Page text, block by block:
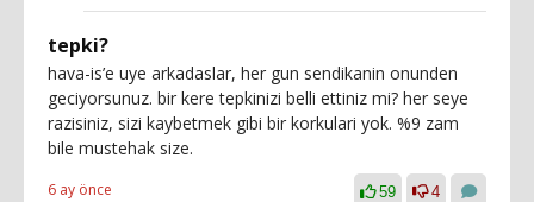
tepki?
hava-is’e uye arkadaslar, her gun sendikanin onunden
geciyorsunuz. bir kere tepkinizi belli ettiniz mi? her seye
razisiniz, sizi kaybetmek gibi bir korkulari yok. %9 zam
bile mustehak size.
6 ay önce 59 4